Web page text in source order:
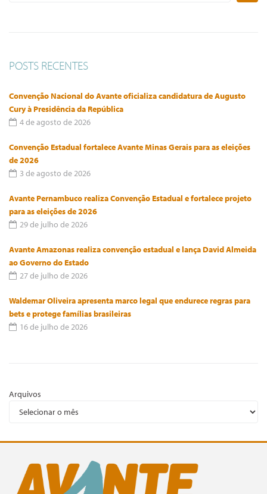
POSTS RECENTES
Convenção Nacional do Avante oficializa candidatura de Augusto
Cury à Presidência da República
4 de agosto de 2026
Convenção Estadual fortalece Avante Minas Gerais para as eleições
de 2026
3 de agosto de 2026
Avante Pernambuco realiza Convenção Estadual e fortalece projeto
para as eleições de 2026
29 de julho de 2026
Avante Amazonas realiza convenção estadual e lança David Almeida
ao Governo do Estado
27 de julho de 2026
Waldemar Oliveira apresenta marco legal que endurece regras para
bets e protege famílias brasileiras
16 de julho de 2026
Arquivos